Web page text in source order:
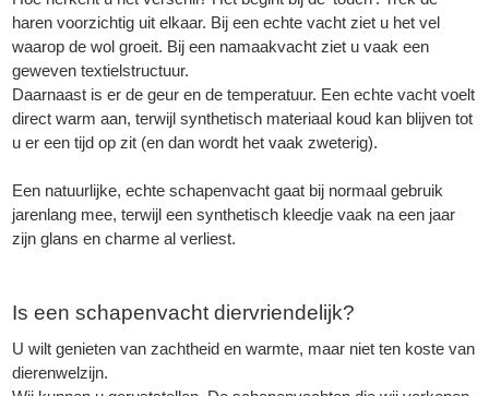
haren voorzichtig uit elkaar. Bij een echte vacht ziet u het vel
waarop de wol groeit. Bij een namaakvacht ziet u vaak een
geweven textielstructuur.
Daarnaast is er de geur en de temperatuur. Een echte vacht voelt
direct warm aan, terwijl synthetisch materiaal koud kan blijven tot
u er een tijd op zit (en dan wordt het vaak zweterig).
Een natuurlijke, echte schapenvacht gaat bij normaal gebruik
jarenlang mee, terwijl een synthetisch kleedje vaak na een jaar
zijn glans en charme al verliest.
Is een schapenvacht diervriendelijk?
U wilt genieten van zachtheid en warmte, maar niet ten koste van
dierenwelzijn.